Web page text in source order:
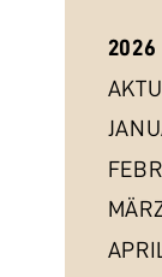
2026
APRIL